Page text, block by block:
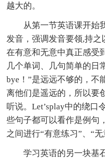
越大的。
从第一节英语课开始
发音，强调发音要领,持
在有意和无意中真正感受
几个单词、几句简单的日
bye！”是远远不够的，不
离他们是遥远的，所以要
听说。Let’splay中的绕口
些句子都可以看作是例句
之间进行“有意练习”、“无
学习英语的另一块基